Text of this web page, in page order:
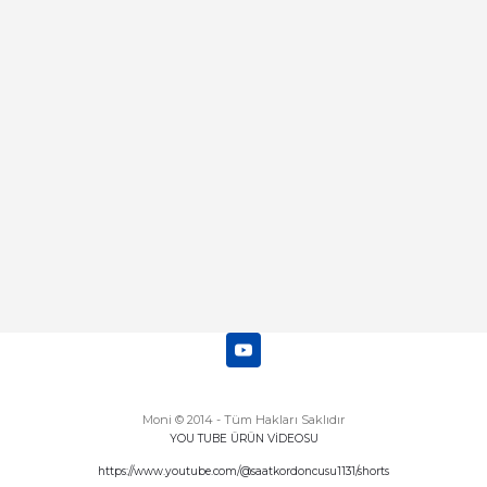
Moni © 2014 - Tüm Hakları Saklıdır
YOU TUBE ÜRÜN VİDEOSU
https://www.youtube.com/@saatkordoncusu1131/shorts